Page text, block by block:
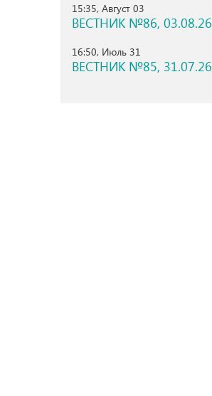
15:35, Август 03
ВЕСТНИК №86, 03.08.26
16:50, Июль 31
ВЕСТНИК №85, 31.07.26